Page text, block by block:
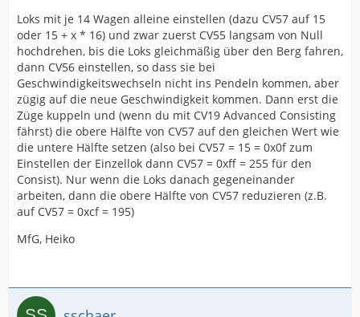
Loks mit je 14 Wagen alleine einstellen (dazu CV57 auf 15
oder 15 + x * 16) und zwar zuerst CV55 langsam von Null
hochdrehen, bis die Loks gleichmäßig über den Berg fahren,
dann CV56 einstellen, so dass sie bei
Geschwindigkeitswechseln nicht ins Pendeln kommen, aber
zügig auf die neue Geschwindigkeit kommen. Dann erst die
Züge kuppeln und (wenn du mit CV19 Advanced Consisting
fährst) die obere Hälfte von CV57 auf den gleichen Wert wie
die untere Hälfte setzen (also bei CV57 = 15 = 0x0f zum
Einstellen der Einzellok dann CV57 = 0xff = 255 für den
Consist). Nur wenn die Loks danach gegeneinander
arbeiten, dann die obere Hälfte von CV57 reduzieren (z.B.
auf CV57 = 0xcf = 195)
MfG, Heiko